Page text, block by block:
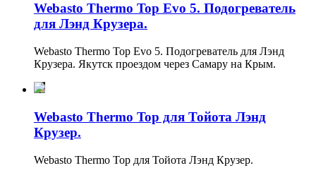
Webasto Thermo Top Evo 5. Подогреватель
для Лэнд Крузера.
Webasto Thermo Top Evo 5. Подогреватель для Лэнд
Крузера. Якутск проездом через Самару на Крым.
Webasto Thermo Top для Тойота Лэнд
Крузер.
Webasto Thermo Top для Тойота Лэнд Крузер.